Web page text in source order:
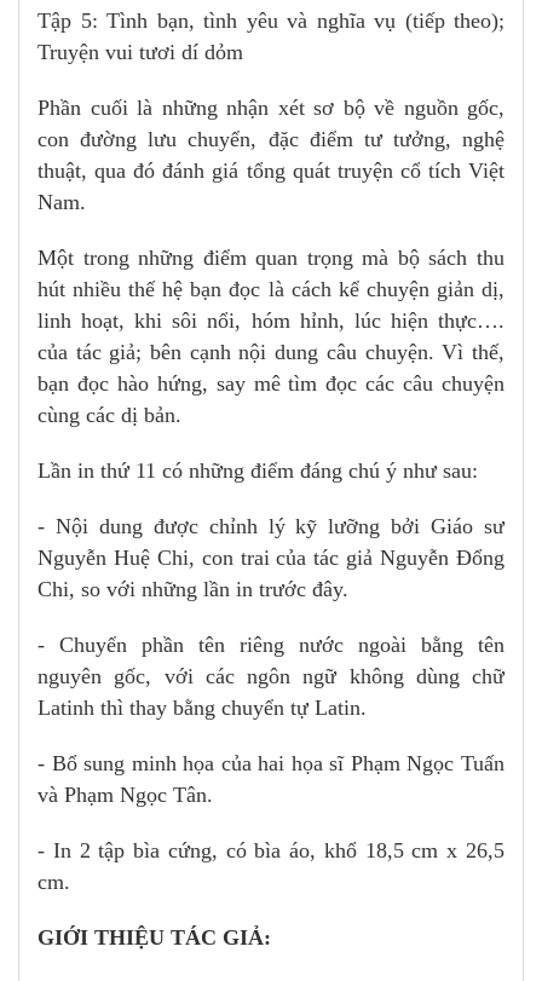
Tập 5: Tình bạn, tình yêu và nghĩa vụ (tiếp theo);
Truyện vui tươi dí dỏm
Phần cuối là những nhận xét sơ bộ về nguồn gốc,
con đường lưu chuyển, đặc điểm tư tưởng, nghệ
thuật, qua đó đánh giá tổng quát truyện cổ tích Việt
Nam.
Một trong những điểm quan trọng mà bộ sách thu
hút nhiều thế hệ bạn đọc là cách kể chuyện giản dị,
linh hoạt, khi sôi nổi, hóm hỉnh, lúc hiện thực….
của tác giả; bên cạnh nội dung câu chuyện. Vì thế,
bạn đọc hào hứng, say mê tìm đọc các câu chuyện
cùng các dị bản.
Lần in thứ 11 có những điểm đáng chú ý như sau:
- Nội dung được chỉnh lý kỹ lưỡng bởi Giáo sư
Nguyễn Huệ Chi, con trai của tác giả Nguyễn Đổng
Chi, so với những lần in trước đây.
- Chuyển phần tên riêng nước ngoài bằng tên
nguyên gốc, với các ngôn ngữ không dùng chữ
Latinh thì thay bằng chuyển tự Latin.
- Bổ sung minh họa của hai họa sĩ Phạm Ngọc Tuấn
và Phạm Ngọc Tân.
- In 2 tập bìa cứng, có bìa áo, khổ 18,5 cm x 26,5
cm.
GIỚI THIỆU TÁC GIẢ: